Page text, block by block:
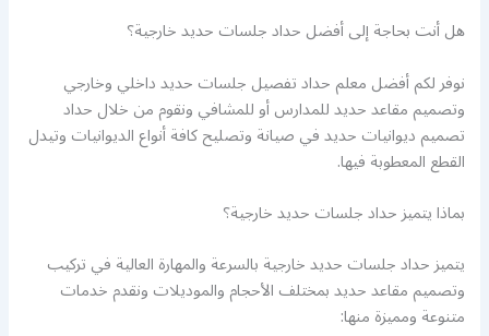
هل أنت بحاجة إلى أفضل حداد جلسات حديد خارجية؟
نوفر لكم أفضل معلم حداد تفصيل جلسات حديد داخلي وخارجي
وتصميم مقاعد حديد للمدارس أو للمشافي ونقوم من خلال حداد
تصميم ديوانيات حديد في صيانة وتصليح كافة أنواع الديوانيات وتيدل
القطع المعطوبة فيها.
بماذا يتميز حداد جلسات حديد خارجية؟
يتميز حداد جلسات حديد خارجية بالسرعة والمهارة العالية في تركيب
وتصميم مقاعد حديد بمختلف الأحجام والموديلات ونقدم خدمات
متنوعة ومميزة منها: